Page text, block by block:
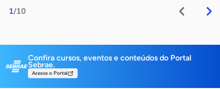
1/10
Confira cursos, eventos e conteúdos do Portal
Sebrae.
Acesse o Portal